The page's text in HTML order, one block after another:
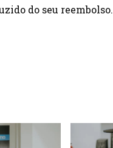
do seu reembolso.